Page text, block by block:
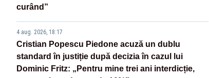
curând”
4 aug. 2026, 18:17
Cristian Popescu Piedone acuză un dublu
standard în justiție după decizia în cazul lui
Dominic Fritz: „Pentru mine trei ani interdicție,